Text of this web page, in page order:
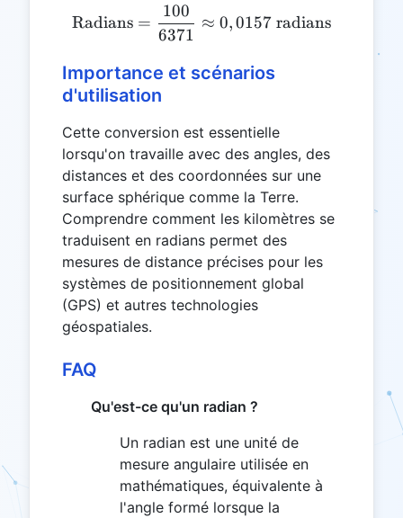
\text{Radians} =
Radians =
6371
100
≈ 0,0157 radians
Importance et scénarios
d'utilisation
Cette conversion est essentielle
lorsqu'on travaille avec des angles, des
distances et des coordonnées sur une
surface sphérique comme la Terre.
Comprendre comment les kilomètres se
traduisent en radians permet des
mesures de distance précises pour les
systèmes de positionnement global
(GPS) et autres technologies
géospatiales.
FAQ
Qu'est-ce qu'un radian ?
Un radian est une unité de
mesure angulaire utilisée en
mathématiques, équivalente à
l'angle formé lorsque la